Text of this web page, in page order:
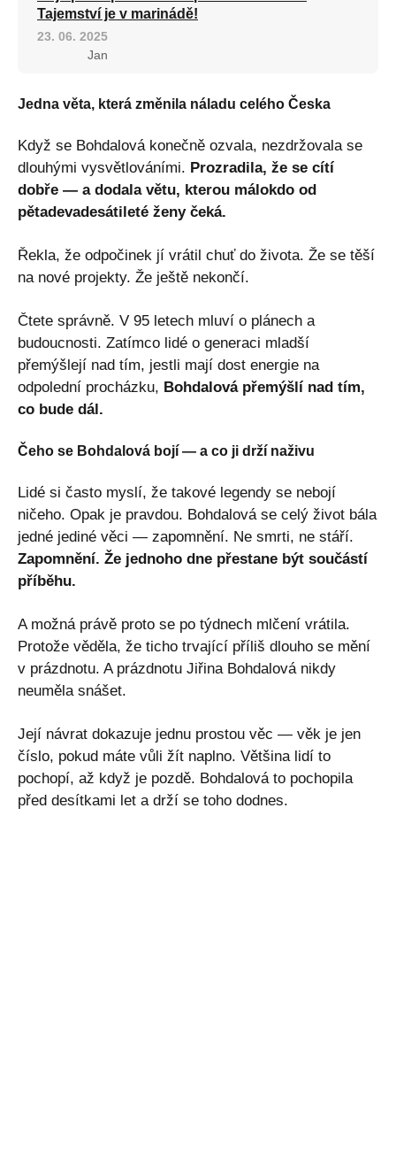
Tajemství je v marinádě!
23. 06. 2025
Jan
Jedna věta, která změnila náladu celého Česka
Když se Bohdalová konečně ozvala, nezdržovala se
dlouhými vysvětlováními. Prozradila, že se cítí
dobře — a dodala větu, kterou málokdo od
pětadevadesátileté ženy čeká.
Řekla, že odpočinek jí vrátil chuť do života. Že se těší
na nové projekty. Že ještě nekončí.
Čtete správně. V 95 letech mluví o plánech a
budoucnosti. Zatímco lidé o generaci mladší
přemýšlejí nad tím, jestli mají dost energie na
odpolední procházku, Bohdalová přemýšlí nad tím,
co bude dál.
Čeho se Bohdalová bojí — a co ji drží naživu
Lidé si často myslí, že takové legendy se nebojí
ničeho. Opak je pravdou. Bohdalová se celý život bála
jedné jediné věci — zapomnění. Ne smrti, ne stáří.
Zapomnění. Že jednoho dne přestane být součástí
příběhu.
A možná právě proto se po týdnech mlčení vrátila.
Protože věděla, že ticho trvající příliš dlouho se mění
v prázdnotu. A prázdnotu Jiřina Bohdalová nikdy
neuměla snášet.
Její návrat dokazuje jednu prostou věc — věk je jen
číslo, pokud máte vůli žít naplno. Většina lidí to
pochopí, až když je pozdě. Bohdalová to pochopila
před desítkami let a drží se toho dodnes.